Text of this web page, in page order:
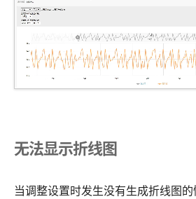
无法显示折线图
当调整设置时发生没有生成折线图